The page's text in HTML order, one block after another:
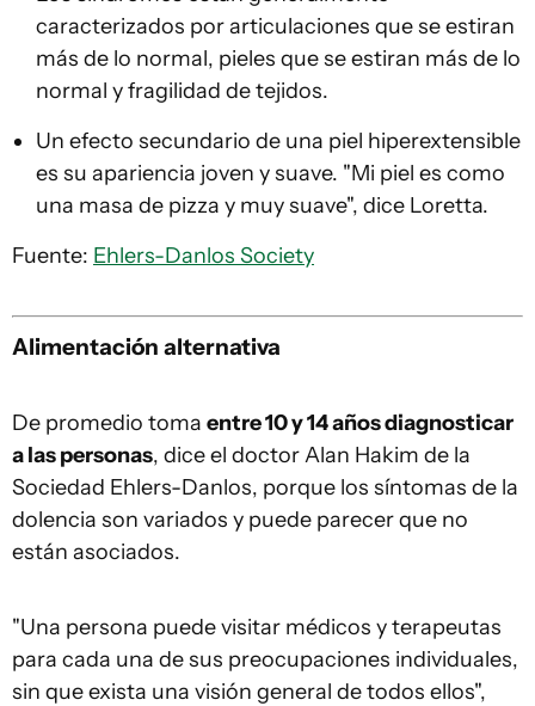
caracterizados por articulaciones que se estiran
más de lo normal, pieles que se estiran más de lo
normal y fragilidad de tejidos.
Un efecto secundario de una piel hiperextensible
es su apariencia joven y suave. "Mi piel es como
una masa de pizza y muy suave", dice Loretta.
Fuente: Ehlers-Danlos Society
Alimentación alternativa
De promedio toma entre 10 y 14 años diagnosticar
a las personas, dice el doctor Alan Hakim de la
Sociedad Ehlers-Danlos, porque los síntomas de la
dolencia son variados y puede parecer que no
están asociados.
"Una persona puede visitar médicos y terapeutas
para cada una de sus preocupaciones individuales,
sin que exista una visión general de todos ellos",